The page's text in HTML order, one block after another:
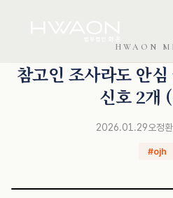
오정환 · 대표변호사
HWAON
참고인 조사라도 안
신호 2개
2026.01.29오정
#ojh